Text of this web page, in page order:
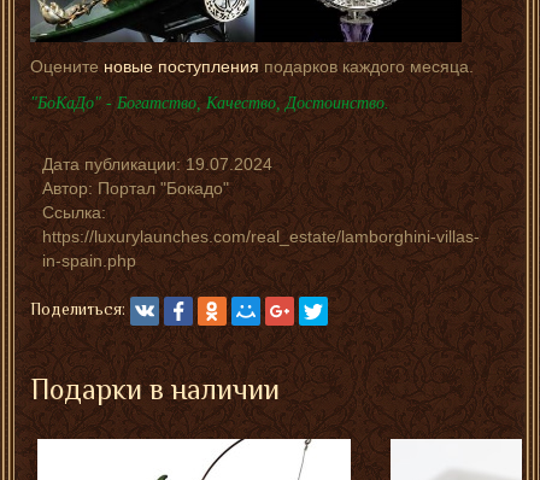
Оценитеновые поступленияподарков каждого месяца.
"БоКаДо" - Богатство, Качество, Достоинство.
Дата публикации:19.07.2024
Автор: Портал "Бокадо"
Ссылка:
https://luxurylaunches.com/real_estate/lamborghini-villas-
in-spain.php
Поделиться:
Подарки в наличии